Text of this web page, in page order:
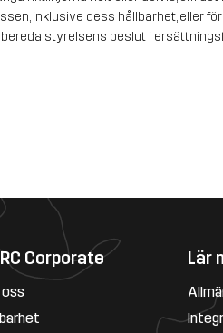
inklusive dess hållbarhet, eller
styrelsens beslut i
Corporate
oss
Lär